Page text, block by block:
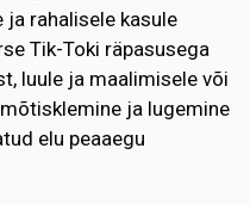
ja rahalisele kasule
Tik-Toki räpasusega
luule ja maalimisele või
ja lugemine
elu peaaegu